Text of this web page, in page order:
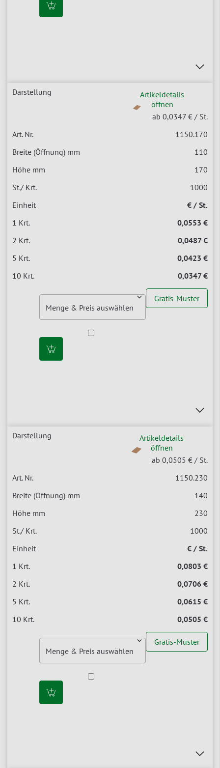
Artikeldetails
öffnen
ab 0,0347 € / St.
1150.170
110
170
1000
€ / St.
0,0553 €
0,0487 €
0,0423 €
0,0347 €
Gratis-Muster
Artikeldetails
öffnen
ab 0,0505 € / St.
1150.230
140
230
1000
€ / St.
0,0803 €
0,0706 €
0,0615 €
0,0505 €
Gratis-Muster